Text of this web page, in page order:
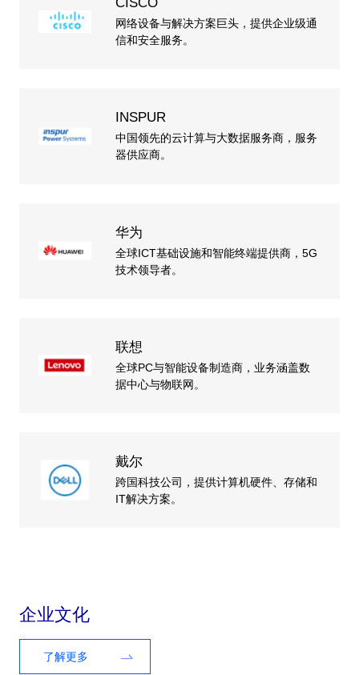
网络设备与解决方案巨头，提供企业级通
信和安全服务。
INSPUR
中国领先的云计算与大数据服务商，服务
器供应商。
华为
全球ICT基础设施和智能终端提供商，5G
技术领导者。
联想
全球PC与智能设备制造商，业务涵盖数
据中心与物联网。
戴尔
跨国科技公司，提供计算机硬件、存储和
IT解决方案。
企业文化
了解更多